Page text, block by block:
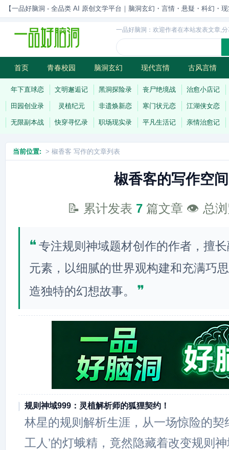
【一品好脑洞 - 全品类 AI 原创文学平台｜脑洞玄幻・言情・悬疑・科幻・
一品好脑洞：欢迎作者在本站发表文章,
首页 青春校园 脑洞玄幻 现代言情 古风言情
历史权谋 武侠江湖 灵异志怪 连载
年下直球恋 文明邂逅记 黑洞探险录 丧尸绝境战 治愈小店记
田园创业录 灵植纪元 非遗焕新恋 寒门状元恋 江湖侠女恋
无限副本战 快穿寻忆录 职场现实录 平凡生活记 亲情治愈记
当前位置: > 椒香客 写作的文章列表
椒香客的写作空间
📝 累计发表 7篇文章 👁️ 总
❝ 专注规则神域题材创作的作者，擅
元素，以细腻的世界观构建和充满巧
造独特的幻想故事。
❞
规则神域999：灵植解析师的狐狸契约！
林星的规则解析生涯，从一场惊险的契
工人’的灯蛾精，竟然隐藏着改变规则